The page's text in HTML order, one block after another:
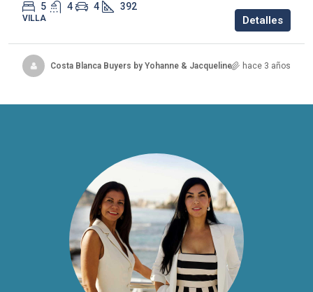
5 4 4 392
VILLA Detalles
Costa Blanca Buyers by Yohanne & Jacqueline hace 3 años